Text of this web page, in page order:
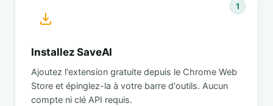
1
Installez SaveAI
Ajoutez l'extension gratuite depuis le Chrome Web
Store et épinglez-la à votre barre d'outils. Aucun
compte ni clé API requis.